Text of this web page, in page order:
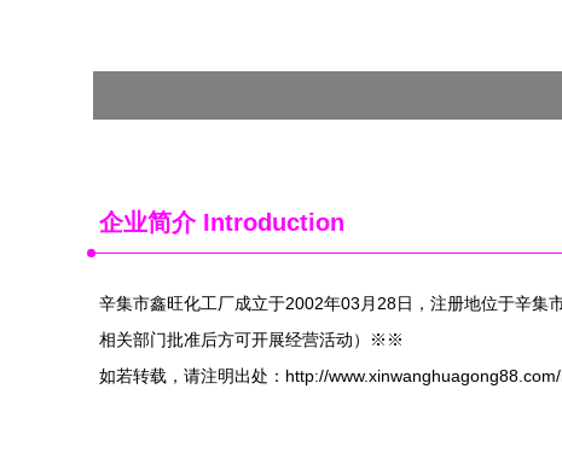
企业简介 Introduction
辛集市鑫旺化工厂成立于2002年03月28日，注册地位于辛集
相关部门批准后方可开展经营活动）※※
如若转载，请注明出处：http://